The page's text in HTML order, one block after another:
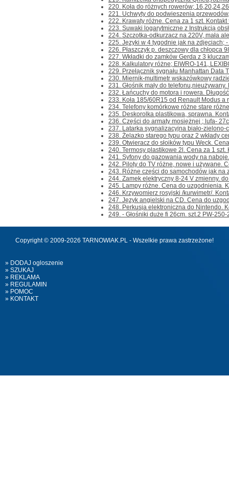
220. Koła do różnych rowerów;
221. Uchwyty do podwieszenia
222. Krawaty różne. Cena za 1 szt.
223. Suwaki logarytmiczne z Instrukcją
224. Szczotka-odkurzacz na 220V, mała
225. Języki w 4 tygodnie jak na zdjęciach;
226. Płaszczyk p. deszczowy dla chłopca
227. Wkładki do zamków Gerda z 3
228. Kalkulatory różne; ElWRO-141,
229. Przełącznik sygnału Manhattan Data
230. Miernik-multimetr wskazówkowy
231. Głośnik mały do
232. Łańcuchy do motora i rowera.
233. Koła 185/60R15 od Renault Modus a
234. Telefony komórkowe różne stare
235. Deskorolka plastikowa, sprawna.
236. Części do armaty mosiężnej ; lufa-
237. Latarka sygnalizacyjna biało-zielono-
238. Żelazko starego typu oraz 2 wkłady
239. Otwieracz do słoików typu Weck.
240. Termosy plastikowe 2l. Cena za 1 szt.
241. Syfony do gazowania wody na
242. Piloty do TV różne, nowe i używane.
243. Różne części do samochodów jak na
244. Zamek elektryczny 8-24 V zmienny.
245. Lampy różne. Cena do uzgodnienia.
246. Krzywomierz rosyjski /kurwimetr/.
247. Język angielski na CD. Cena do
248. Perkusja elektroniczna do Nintendo.
249. - Głośniki duże fi 26cm. szt.2 PW-
Copyright © 2009-2026 TARNOWIAK.PL - Wszelkie prawa zastrzeżone!
» DODAJ ogloszenie
» SZUKAJ
» REKLAMA
» REGULAMIN
» POMOC
» KONTAKT